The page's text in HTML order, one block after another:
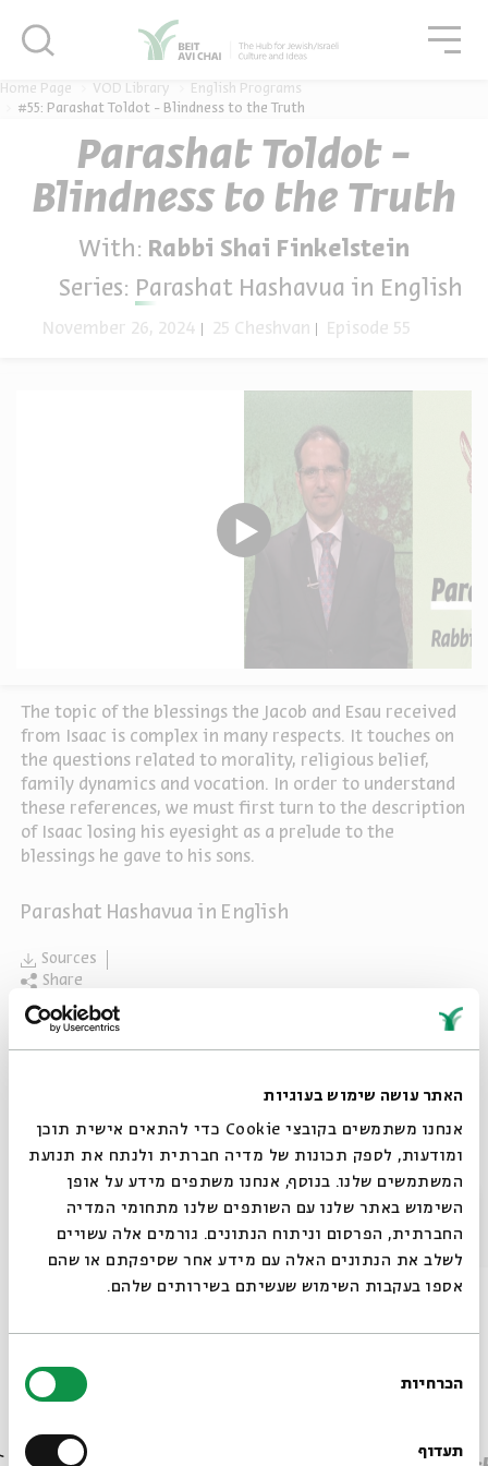
האתר עושה שימוש בעוגיות
אנחנו משתמשים בקובצי Cookie כדי להתאים אישית תוכן
ומודעות, לספק תכונות של מדיה חברתית ולנתח את תנועת
המשתמשים שלנו. בנוסף, אנחנו משתפים מידע על אופן
השימוש באתר שלנו עם השותפים שלנו מתחומי המדיה
החברתית, הפרסום וניתוח הנתונים. גורמים אלה עשויים
לשלב את הנתונים האלה עם מידע אחר שסיפקתם או שהם
אספו בעקבות השימוש שעשיתם בשירותים שלהם.
הסכמה
הכרחיות
תעדוף
Home Page VOD Library
English Programs
#55: Parashat Toldot - Blindness to the Truth
Parashat Toldot -
Blindness to the Truth
With: Rabbi Shai Finkelstein
Series: Parashat Hashavua in English
November 26, 2024 25 Cheshvan Episode 55
The topic of the blessings the Jacob and Esau received
from Isaac is complex in many respects. It touches on
the questions related to morality, religious belief,
family dynamics and vocation. In order to understand
these references, we must first turn to the description
of Isaac losing his eyesight as a prelude to the
blessings he gave to his sons.
Parashat Hashavua in English
Sources
Share
Other episodes in the series סגור
BEIT AVI CHAI’s programs!